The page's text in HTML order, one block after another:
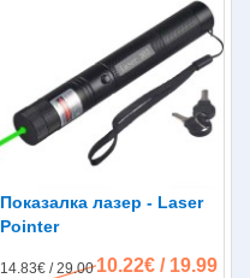
Показалка лазер - Laser
Pointer
14.83€ / 29.0010.22€ / 19.99